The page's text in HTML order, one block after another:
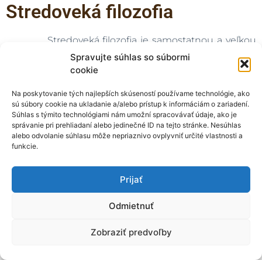
Spravujte súhlas so súbormi
cookie
Na poskytovanie tých najlepších skúseností používame technológie, ako
sú súbory cookie na ukladanie a/alebo prístup k informáciám o zariadení.
Súhlas s týmito technológiami nám umožní spracovávať údaje, ako je
správanie pri prehliadaní alebo jedinečné ID na tejto stránke. Nesúhlas
alebo odvolanie súhlasu môže nepriaznivo ovplyvniť určité vlastnosti a
funkcie.
Prijať
Odmietnuť
Zobraziť predvoľby
Stredoveká filozofia
Stredoveká filozofia je samostatnou a veľkou
oblasťou dejín filozofického myslenia, stretávame sa
v nej s desiatkami významných mysliteľov
veľmi úzky výber z myslenia tohto zaujímavého
obdobia. Sústredíme sa na dve najčastejšie
diskutované témy západnej stredovekej filozofie –
spor o univerzálie a dôkazy existencie Boha. K nim
Svätého Augustína, ako hlavného predstaviteľa
latinskej patristiky a Svätého Tomáša Akvinského, ako
zástupcu vrcholnej scholastiky.